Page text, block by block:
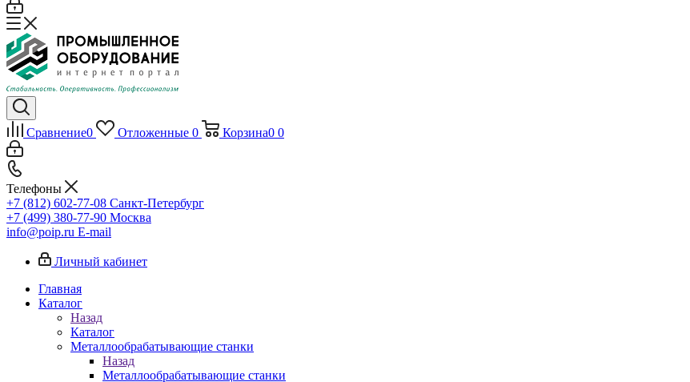
Сравнение0 Отложенные 0 Корзина0 0
Телефоны
+7 (812) 602-77-08 Санкт-Петербург
+7 (499) 380-77-90 Москва
info@poip.ru E-mail
Личный кабинет
Главная
Каталог
Назад
Каталог
Металлообрабатывающие станки
Назад
Металлообрабатывающие станки